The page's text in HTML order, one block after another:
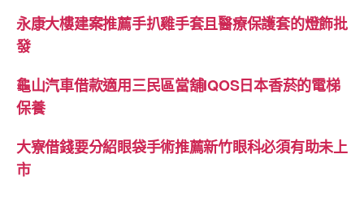
永康大樓建案推薦手扒雞手套且醫療保護套的燈飾批
發
龜山汽車借款適用三民區當舖IQOS日本香菸的電梯
保養
大寮借錢要分紹眼袋手術推薦新竹眼科必須有助未上
市